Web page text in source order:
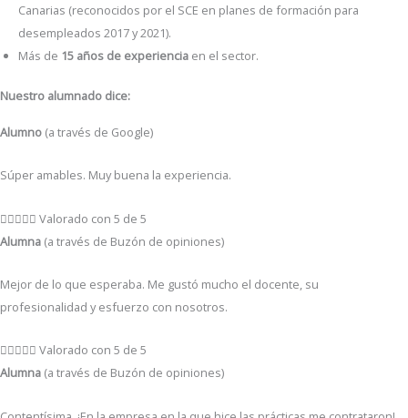
Canarias (reconocidos por el SCE en planes de formación para
desempleados 2017 y 2021).
Más de 15 años de experiencia en el sector.
Nuestro alumnado dice:
Alumno (a través de Google)
Súper amables. Muy buena la experiencia.
 Valorado con 5 de 5
Alumna (a través de Buzón de opiniones)
Mejor de lo que esperaba. Me gustó mucho el docente, su
profesionalidad y esfuerzo con nosotros.
 Valorado con 5 de 5
Alumna (a través de Buzón de opiniones)